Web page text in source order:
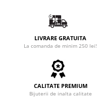
LIVRARE GRATUITA
La comanda de minim 250 lei!
CALITATE PREMIUM
Bijuterii de inalta calitate